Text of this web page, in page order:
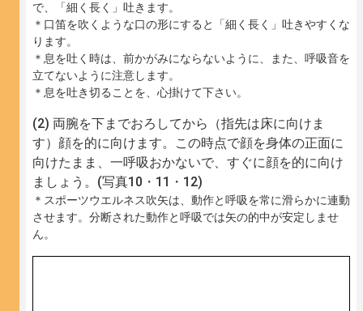
で、「細く長く」吐きます。
＊口笛を吹くような口の形にすると「細く長く」吐きやすくな
ります。
＊息を吐く時は、前かがみにならないように、また、呼吸音を
立てないように注意します。
＊息を吐き切ることを、心掛けて下さい。
両腕を下までおろしてから（指先は床に向けま
す）顔を的に向けます。この時点で顔を身体の正面に
向けたまま、一呼吸おかないで、すぐに顔を的に向け
ましょう。(写真10・11・12)
＊スポーツウエルネス吹矢は、動作と呼吸を常に滑らかに連動
させます。分断された動作と呼吸では矢の的中が安定しませ
ん。